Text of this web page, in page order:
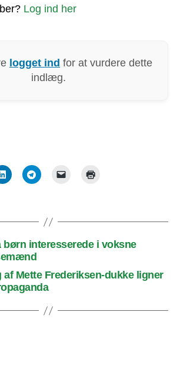
Log ind her
logget ind for at vurdere dette
indlæg.
børn interesserede i voksne
Mette Frederiksen-dukke ligner